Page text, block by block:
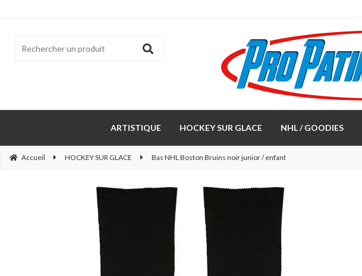
ARTISTIQUE HOCKEY SUR GLACE NHL / GOODIES
Accueil HOCKEY SUR GLACE Bas NHL Boston Bruins noir junior / enfant